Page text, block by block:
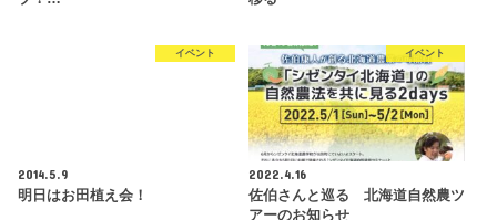
イベント
2014.5.9
明日はお田植え会！
イベント
2022.4.16
佐伯さんと巡る 北海道自然農ツ
アーのお知らせ